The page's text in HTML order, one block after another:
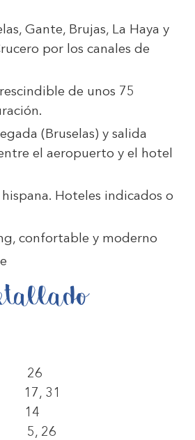
Gante, Brujas, La Haya y
por los canales de
de unos 75
(Bruselas) y salida
el aeropuerto y el hotel
Hoteles indicados o
confortable y moderno
31
26